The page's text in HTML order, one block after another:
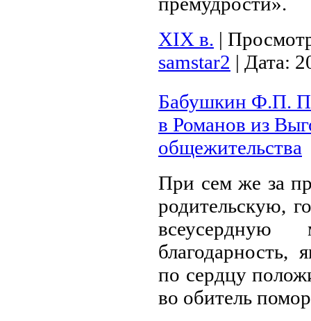
XIX в. |
samstar2 | Дата:
Бабушкин Ф.П.
в Романов из
общежительства
При сем же за
родительскую,
благодарность,
по сердцу
во обитель